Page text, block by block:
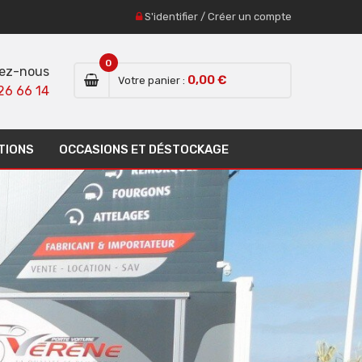
S'identifier / Créer un compte
nous
66 14
Votre panier :
0
0,00 €
OCCASIONS ET DÉSTOCKAGE